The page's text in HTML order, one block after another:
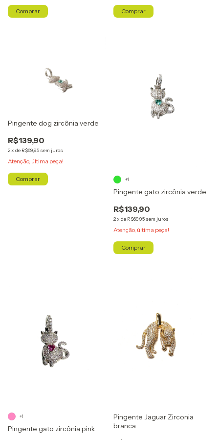
Pingente dog zircônia verde
R$139,90
2x de R$69,95 sem juros
Atenção, última peça!
Pingente gato zircônia verde
R$139,90
2x de R$69,95 sem juros
Atenção, última peça!
+1
Comprar
Pingente gato zircônia pink
+1
Pingente Jaguar Zirconia
branca